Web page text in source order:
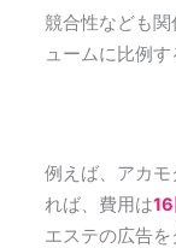
競合性なども
ュームに比例す
例えば、アカ
れば、費用は
エステの広告